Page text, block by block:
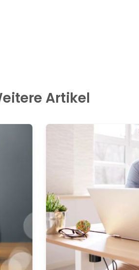
Artikel